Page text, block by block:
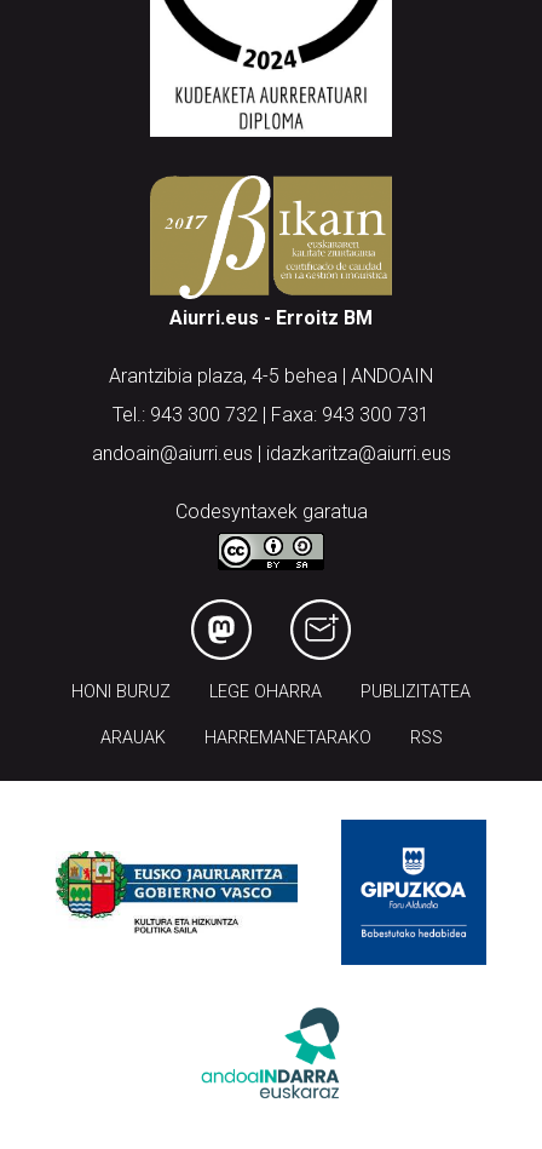
Aiurri.eus - Erroitz BM
Arantzibia plaza, 4-5 behea | ANDOAIN
Tel.: 943 300 732 | Faxa: 943 300 731
andoain@aiurri.eus | idazkaritza@aiurri.eus
Codesyntaxek garatua
HONI BURUZ LEGE OHARRA PUBLIZITATEA
ARAUAK HARREMANETARAKO RSS